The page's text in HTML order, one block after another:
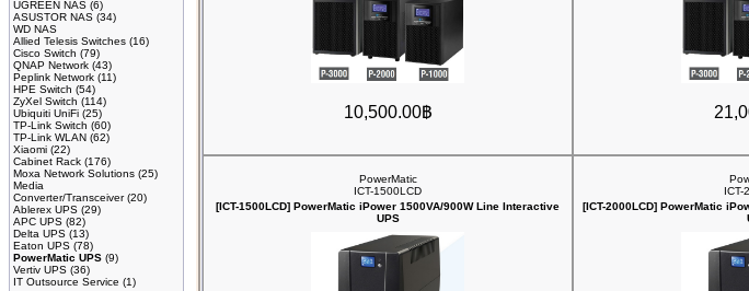
UGREEN NAS (6)
ASUSTOR NAS (34)
WD NAS
Allied Telesis Switches (16)
Cisco Switch (79)
QNAP Network (43)
Peplink Network (11)
HPE Switch (54)
ZyXel Switch (114)
Ubiquiti UniFi (25)
TP-Link Switch (60)
TP-Link WLAN (62)
Xiaomi (22)
Cabinet Rack (176)
Moxa Network Solutions (25)
Media
Converter/Transceiver(20)
Ablerex UPS (29)
APC UPS (82)
Delta UPS (13)
Eaton UPS (78)
PowerMatic UPS (9)
Vertiv UPS (36)
IT Outsource Service (1)
10,500.00฿
PowerMatic
ICT-1500LCD
[ICT-1500LCD] PowerMatic iPower 1500VA/900W Line Interactive
UPS
ICT-
[ICT-2000LCD] PowerMatic